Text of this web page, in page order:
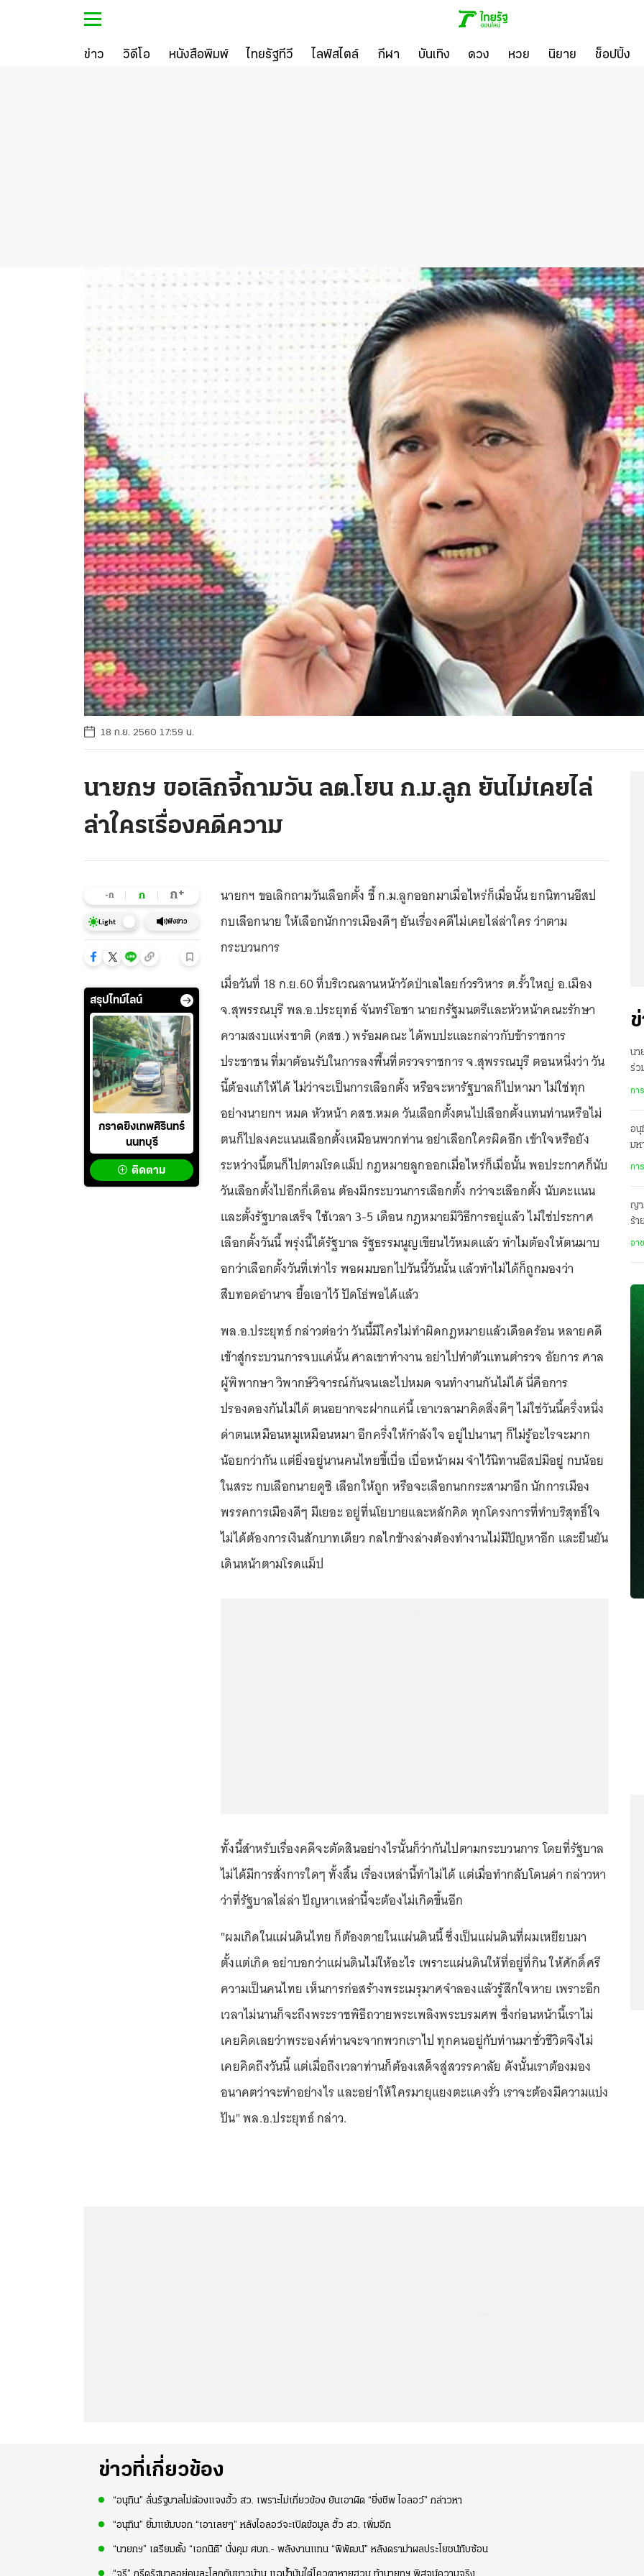
ข่าว วิดีโอ หนังสือพิมพ์ ไทยรัฐทีวี ไลฟ์สไตล์ กีฬา บันเทิง ดวง หวย นิยาย ช็อปปิ้ง
18 ก.ย. 2560 17:59 น.
นายกฯ ขอเลิกจี้ถามวัน ลต.โยน ก.ม.ลูก ยันไม่เคยไล่
ล่าใครเรื่องคดีความ
-ก ก ก+
Light ฟังข่าว
สรุปไทม์ไลน์
กราดยิงเทพศิรินทร์
นนทบุรี
ติดตาม
นายกฯ ขอเลิกถามวันเลือกตั้ง ชี้ ก.ม.ลูกออกมาเมื่อไหร่ก็เมื่อนั้น ยกนิทานอีสป
กบเลือกนาย ให้เลือกนักการเมืองดีๆ ยันเรื่องคดีไม่เคยไล่ล่าใคร ว่าตาม
กระบวนการ
เมื่อวันที่ 18 ก.ย.60 ที่บริเวณลานหน้าวัดป่าเลไลยก์วรวิหาร ต.รั้วใหญ่ อ.เมือง
จ.สุพรรณบุรี พล.อ.ประยุทธ์ จันทร์โอชา นายกรัฐมนตรีและหัวหน้าคณะรักษา
ความสงบแห่งชาติ (คสช.) พร้อมคณะ ได้พบปะและกล่าวกับข้าราชการ
ประชาชน ที่มาต้อนรับในการลงพื้นที่ตรวจราชการ จ.สุพรรณบุรี ตอนหนึ่งว่า วัน
นี้ต้องแก้ให้ได้ ไม่ว่าจะเป็นการเลือกตั้ง หรือจะหารัฐบาลก็ไปหามา ไม่ใช่ทุก
อย่างนายกฯ หมด หัวหน้า คสช.หมด วันเลือกตั้งตนไปเลือกตั้งแทนท่านหรือไม่
ตนก็ไปลงคะแนนเลือกตั้งเหมือนพวกท่าน อย่าเลือกใครผิดอีก เข้าใจหรือยัง
ระหว่างนี้ตนก็ไปตามโรดแม็ป กฎหมายลูกออกเมื่อไหร่ก็เมื่อนั้น พอประกาศก็นับ
วันเลือกตั้งไปอีกกี่เดือน ต้องมีกระบวนการเลือกตั้ง กว่าจะเลือกตั้ง นับคะแนน
และตั้งรัฐบาลเสร็จ ใช้เวลา 3-5 เดือน กฎหมายมีวิธีการอยู่แล้ว ไม่ใช่ประกาศ
เลือกตั้งวันนี้ พรุ่งนี้ได้รัฐบาล รัฐธรรมนูญเขียนไว้หมดแล้ว ทำไมต้องให้ตนมาบ
อกว่าเลือกตั้งวันที่เท่าไร พอผมบอกไปวันนี้วันนั้น แล้วทำไม่ได้ก็ถูกมองว่า
สืบทอดอำนาจ ยื้อเอาไว้ ปัดโธ่พอได้แล้ว
พล.อ.ประยุทธ์ กล่าวต่อว่า วันนี้มีใครไม่ทำผิดกฎหมายแล้วเดือดร้อน หลายคดี
เข้าสู่กระบวนการจบแค่นั้น ศาลเขาทำงาน อย่าไปทำตัวแทนตำรวจ อัยการ ศาล
ผู้พิพากษา วิพากษ์วิจารณ์กันจนเละไปหมด จนทำงานกันไม่ได้ นี่คือการ
ปรองดองกันไม่ได้ ตนอยากจะฝากแค่นี้ เอาเวลามาคิดสิ่งดีๆ ไม่ใช่วันนี้ครึ่งหนึ่ง
ด่าตนเหมือนหมูเหมือนหมา อีกครึ่งให้กำลังใจ อยู่ไปนานๆ ก็ไม่รู้อะไรจะมาก
น้อยกว่ากัน แต่ยิ่งอยู่นานคนไทยขี้เบื่อ เบื่อหน้าผม จำไว้นิทานอีสปมีอยู่ กบน้อย
ในสระ กบเลือกนายดูซิ เลือกให้ถูก หรือจะเลือกนกกระสามาอีก นักการเมือง
พรรคการเมืองดีๆ มีเยอะ อยู่ที่นโยบายและหลักคิด ทุกโครงการที่ทำบริสุทธิ์ใจ
ไม่ได้ต้องการเงินสักบาทเดียว กลไกข้างล่างต้องทำงานไม่มีปัญหาอีก และยืนยัน
เดินหน้าตามโรดแม็ป
ทั้งนี้สำหรับเรื่องคดีจะตัดสินอย่างไรนั้นก็ว่ากันไปตามกระบวนการ โดยที่รัฐบาล
ไม่ได้มีการสั่งการใดๆ ทั้งสิ้น เรื่องเหล่านี้ทำไม่ได้ แต่เมื่อทำกลับโดนด่า กล่าวหา
ว่าที่รัฐบาลไล่ล่า ปัญหาเหล่านี้จะต้องไม่เกิดขึ้นอีก
"ผมเกิดในแผ่นดินไทย ก็ต้องตายในแผ่นดินนี้ ซึ่งเป็นแผ่นดินที่ผมเหยียบมา
ตั้งแต่เกิด อย่าบอกว่าแผ่นดินไม่ให้อะไร เพราะแผ่นดินให้ที่อยู่ที่กิน ให้ศักดิ์ศรี
ความเป็นคนไทย เห็นการก่อสร้างพระเมรุมาศจำลองแล้วรู้สึกใจหาย เพราะอีก
เวลาไม่นานก็จะถึงพระราชพิธีถวายพระเพลิงพระบรมศพ ซึ่งก่อนหน้านี้เราไม่
เคยคิดเลยว่าพระองค์ท่านจะจากพวกเราไป ทุกคนอยู่กับท่านมาชั่วชีวิตจึงไม่
เคยคิดถึงวันนี้ แต่เมื่อถึงเวลาท่านก็ต้องเสด็จสู่สวรรคาลัย ดังนั้นเราต้องมอง
อนาคตว่าจะทำอย่างไร และอย่าให้ใครมายุแยงตะแคงรั่ว เราจะต้องมีความแบ่ง
ปัน" พล.อ.ประยุทธ์ กล่าว.
นา
ร่
กา
อนุ
มห
กา
ญา
ร้า
อา
ข่าวที่เกี่ยวข้อง
“อนุทิน” ลั่นรัฐบาลไม่ต้องแจงฮั้ว สว. เพราะไม่เกี่ยวข้อง ยันเอาผิด “ยิ่งชีพ ไอลอว์” กล่าวหา
“อนุทิน” ยิ้มแย้มบอก “เอาเลยๆ” หลังไอลอว์จะเปิดข้อมูล ฮั้ว สว. เพิ่มอีก
“นายกฯ” เตรียมตั้ง “เอกนิติ” นั่งคุม ศบก.- พลังงานแทน “พิพัฒน์” หลังดราม่าผลประโยชน์ทับซ้อน